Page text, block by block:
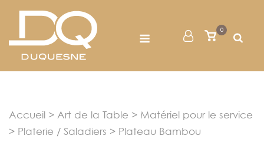
content
Mon
Voir
0
Accueil > Art de la Table > Matériel pour le service
> Platerie / Saladiers > Plateau Bambou